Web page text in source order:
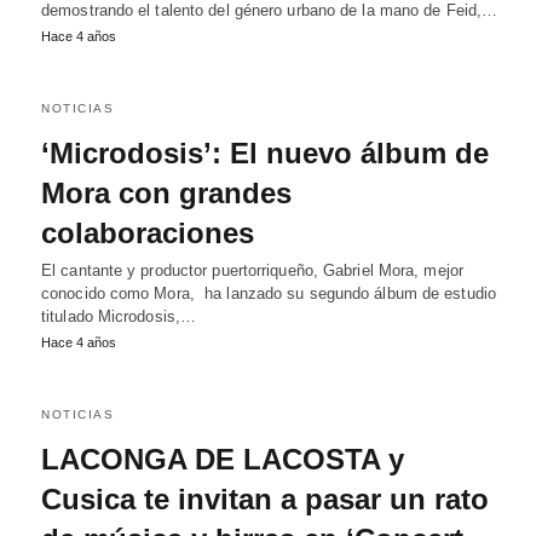
demostrando el talento del género urbano de la mano de Feid,…
Hace 4 años
NOTICIAS
‘Microdosis’: El nuevo álbum de
Mora con grandes
colaboraciones
El cantante y productor puertorriqueño, Gabriel Mora, mejor
conocido como Mora, ha lanzado su segundo álbum de estudio
titulado Microdosis,…
Hace 4 años
NOTICIAS
LACONGA DE LACOSTA y
Cusica te invitan a pasar un rato